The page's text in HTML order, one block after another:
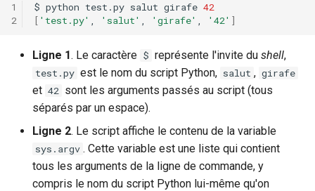
$ python test.py salut girafe 42
[ 'test.py' , 'salut' , 'girafe' , '42' ]
Ligne 1. Le caractère $ représente l'invite du shell,
test.py est le nom du script Python, salut , girafe
et 42 sont les arguments passés au script (tous
séparés par un espace).
Ligne 2. Le script affiche le contenu de la variable
sys.argv . Cette variable est une liste qui contient
tous les arguments de la ligne de commande, y
compris le nom du script Python lui-même qu'on